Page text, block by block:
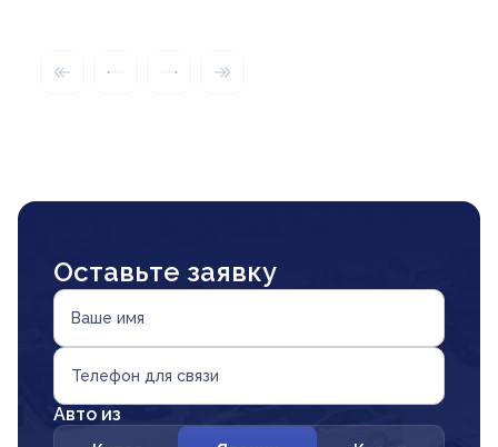
Оставьте заявку
Ваше имя
Телефон для связи
Авто из